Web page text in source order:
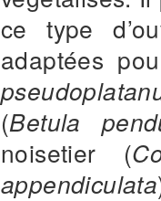
ce type
adaptées
(Betula
noisetier (
appendiculata